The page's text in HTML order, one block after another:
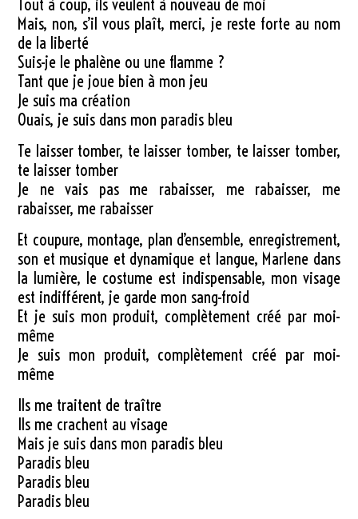
Tout à coup, ils veulent à nouveau de moi
Mais, non, s’il vous plaît, merci, je reste forte au nom
de la liberté
Suis-je le phalène ou une flamme ?
Tant que je joue bien à mon jeu
Je suis ma création
Ouais, je suis dans mon paradis bleu
Te laisser tomber, te laisser tomber, te laisser tomber,
te laisser tomber
Je ne vais pas me rabaisser, me rabaisser, me
rabaisser, me rabaisser
Et coupure, montage, plan d’ensemble, enregistrement,
son et musique et dynamique et langue, Marlene dans
la lumière, le costume est indispensable, mon visage
est indifférent, je garde mon sang-froid
Et je suis mon produit, complètement créé par moi-
même
Je suis mon produit, complètement créé par moi-
même
Ils me traitent de traître
Ils me crachent au visage
Mais je suis dans mon paradis bleu
Paradis bleu
Paradis bleu
Paradis bleu